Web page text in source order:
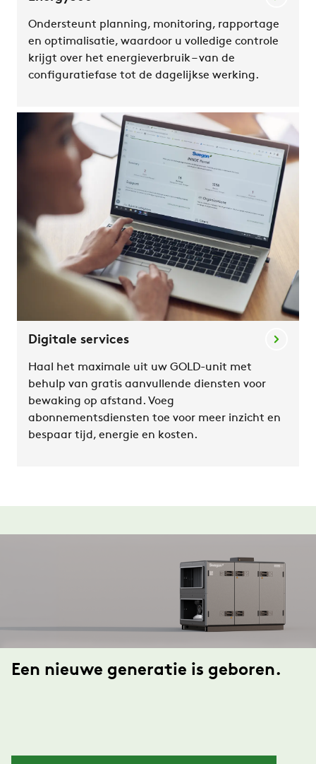
Ondersteunt planning, monitoring, rapportage
en optimalisatie, waardoor u volledige controle
krijgt over het energieverbruik – van de
configuratiefase tot de dagelijkse werking.
Digitale services
Haal het maximale uit uw GOLD-unit met
behulp van gratis aanvullende diensten voor
bewaking op afstand. Voeg
abonnementsdiensten toe voor meer inzicht en
bespaar tijd, energie en kosten.
Een nieuwe generatie is geboren.